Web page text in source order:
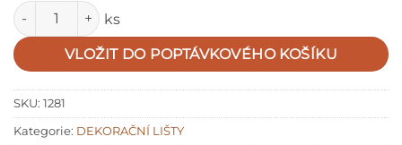
Množství
ks
VLOŽIT DO POPTÁVKOVÉHO KOŠÍKU
SKU: 1281
Kategorie: DEKORAČNÍ LIŠTY